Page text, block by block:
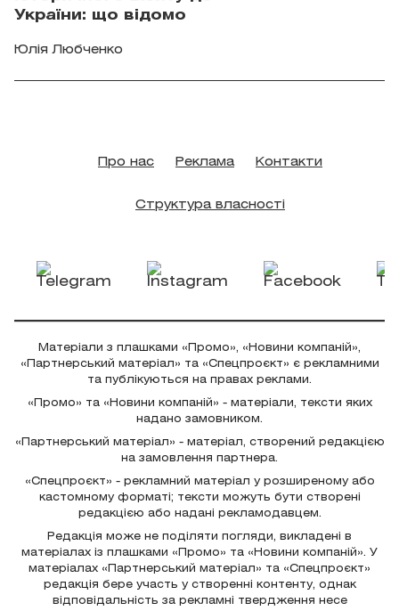
України: що відомо
Юлія Любченко
Про нас Реклама Контакти
Структура власності
Матеріали з плашками «Промо», «Новини компаній»,
«Партнерський матеріал» та «Спецпроєкт» є рекламними
та публікуються на правах реклами.
«Промо» та «Новини компаній» - матеріали, тексти яких
надано замовником.
«Партнерський матеріал» - матеріал, створений редакцією
на замовлення партнера.
«Спецпроєкт» - рекламний матеріал у розширеному або
кастомному форматі; тексти можуть бути створені
редакцією або надані рекламодавцем.
Редакція може не поділяти погляди, викладені в
матеріалах із плашками «Промо» та «Новини компаній». У
матеріалах «Партнерський матеріал» та «Спецпроєкт»
редакція бере участь у створенні контенту, однак
відповідальність за рекламні твердження несе